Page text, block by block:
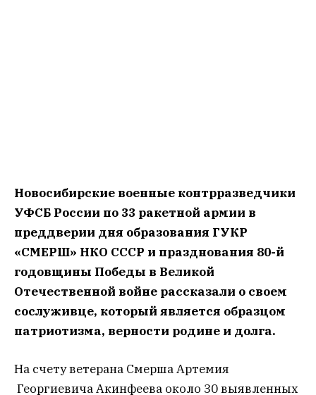
Новосибирские военные контрразведчики
УФСБ России по 33 ракетной армии в
преддверии дня образования ГУКР
«СМЕРШ» НКО СССР и празднования 80-й
годовщины Победы в Великой
Отечественной войне рассказали о своем
сослуживце, который является образцом
патриотизма, верности родине и долга.
На счету ветерана Смерша Артемия
Георгиевича Акинфеева около 30 выявленных